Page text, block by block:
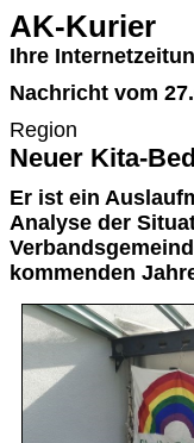
AK-Kurier
Ihre
Nachricht vom
Region
Neuer Kita-
Er ist ein
Analyse der
kommenden